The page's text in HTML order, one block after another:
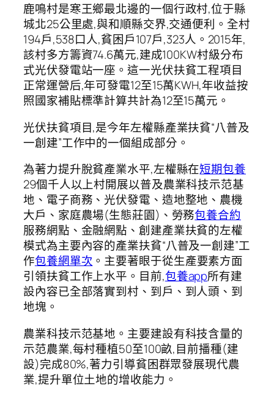
鹿鳴村是寒王鄉最北邊的一個行政村,位于縣
城北25公里處,與和順縣交界,交通便利。全村
194戶,538口人,貧困戶107戶,323人。2015年,
該村多方籌資74.6萬元,建成100KW村級分布
式光伏發電站一座。這一光伏扶貧工程項目
正常運營后,年可發電12至15萬KWH,年收益按
照國家補貼標準計算共計為12至15萬元。
光伏扶貧項目,是今年左權縣產業扶貧“八普及
一創建”工作中的一個組成部分。
為著力提升脫貧產業水平,左權縣在短期包養
29個千人以上村開展以普及農業科技示范基
地、電子商務、光伏發電、造地整地、農機
大戶、家庭農場(生態莊園)、勞務包養合約
服務網點、金融網點、創建產業扶貧的左權
模式為主要內容的產業扶貧“八普及一創建”工
作包養網單次 。主要著眼于從生產要素方面
引領扶貧工作上水平。目前,包養app所有建
設內容已全部落實到村、到戶、到人頭、到
地塊。
農業科技示范基地。主要建設有科技含量的
示范農業,每村種植50至100畝,目前播種(建
設)完成80%,著力引導貧困群眾發展現代農
業,提升單位土地的增收能力。